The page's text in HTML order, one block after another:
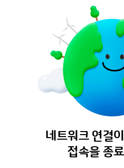
네트워크 연결
접속을 종